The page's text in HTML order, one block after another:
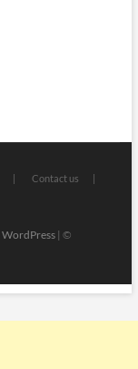
Contact us
WordPress| ©